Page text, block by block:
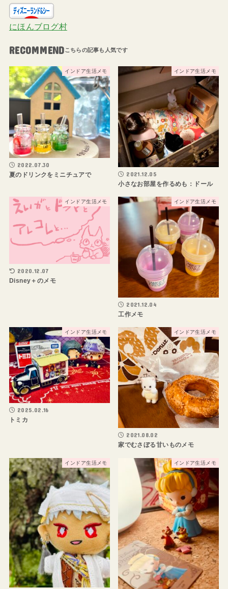
にほんブログ村
RECOMMEND
インドア生活メモ
2022.07.30
夏のドリンクをミニチュアで
インドア生活メモ
2021.12.05
小さなお部屋を作るめも：ドール
インドア生活メモ
2020.12.07
Disney＋のメモ
インドア生活メモ
2021.12.04
工作メモ
インドア生活メモ
2025.02.16
トミカ
インドア生活メモ
2021.08.02
家でむさぼる甘いものメモ
インドア生活メモ インドア生活メモ